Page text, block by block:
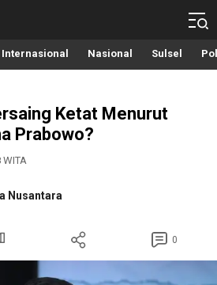
Hari Ini, Jalurinfo.com
Internasional Nasional Sulsel
Ketat Menurut
Prabowo?
WITA
Nusantara
0